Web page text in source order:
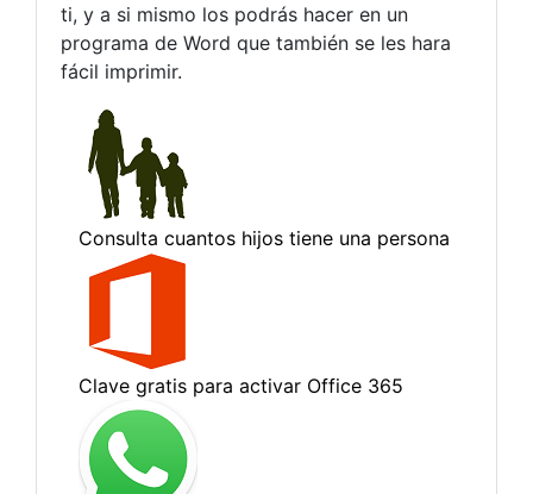
ti, y a si mismo los podrás hacer en un
programa de Word que también se les hara
fácil imprimir.